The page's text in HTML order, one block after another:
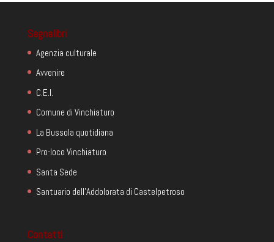
Segnalibri
Agenzia culturale
Avvenire
C.E.I.
Comune di Vinchiaturo
La Bussola quotidiana
Pro-loco Vinchiaturo
Santa Sede
Santuario dell'Addolorata di Castelpetroso
Contatti